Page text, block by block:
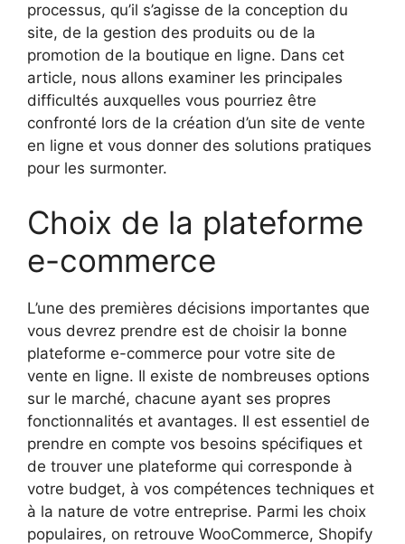
processus, qu’il s’agisse de la conception du
site, de la gestion des produits ou de la
promotion de la boutique en ligne. Dans cet
article, nous allons examiner les principales
difficultés auxquelles vous pourriez être
confronté lors de la création d’un site de vente
en ligne et vous donner des solutions pratiques
pour les surmonter.
Choix de la plateforme
e-commerce
L’une des premières décisions importantes que
vous devrez prendre est de choisir la bonne
plateforme e-commerce pour votre site de
vente en ligne. Il existe de nombreuses options
sur le marché, chacune ayant ses propres
fonctionnalités et avantages. Il est essentiel de
prendre en compte vos besoins spécifiques et
de trouver une plateforme qui corresponde à
votre budget, à vos compétences techniques et
à la nature de votre entreprise. Parmi les choix
populaires, on retrouve WooCommerce, Shopify